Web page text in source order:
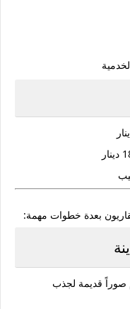
بعدة خطوات مهمة:
صوراً قديمة لجذب